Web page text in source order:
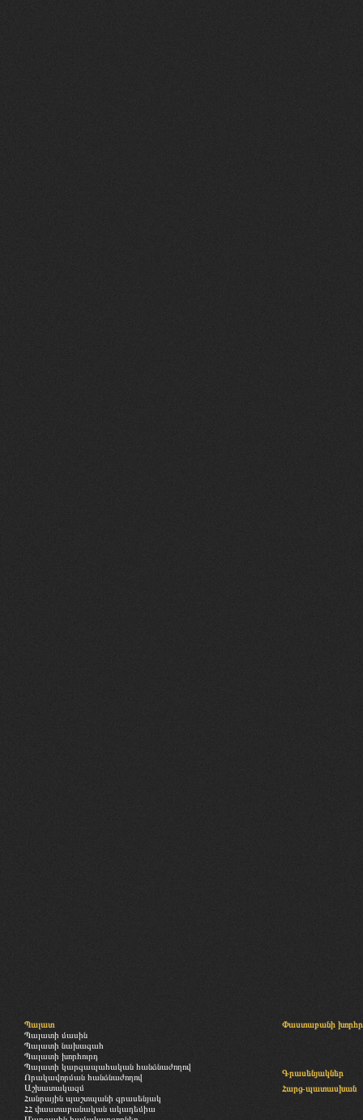
Պալատ
Պալատի մասին
Պալատի նախագահ
Պալատի խորհուրդ
Պալատի կարգապահական հանձնաժողով
Որակավորման հանձնաժողով
Աշխատակազմ
Հանրային պաշտպանի գրասենյակ
ՀՀ փաստաբանական ակադեմիա
Փաստաբանի
Գրասենյակներ
Հարց-պատասխան